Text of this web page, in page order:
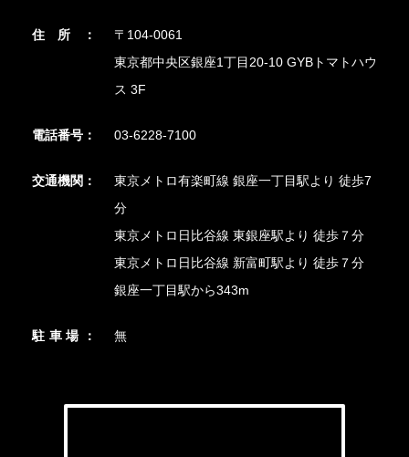
住所：
〒104-0061
東京都中央区銀座1丁目20-10 GYBトマトハウ
ス 3F
電話番号： 03-6228-7100
交通機関：
東京メトロ有楽町線 銀座一丁目駅より 徒歩7
分
東京メトロ日比谷線 東銀座駅より 徒歩７分
東京メトロ日比谷線 新富町駅より 徒歩７分
銀座一丁目駅から343m
駐車場： 無